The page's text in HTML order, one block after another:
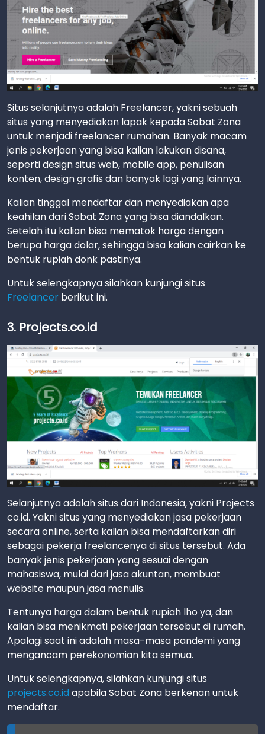
Situs selanjutnya adalah Freelancer, yakni sebuah
situs yang menyediakan lapak kepada Sobat Zona
untuk menjadi freelancer rumahan. Banyak macam
jenis pekerjaan yang bisa kalian lakukan disana,
seperti design situs web, mobile app, penulisan
konten, design grafis dan banyak lagi yang lainnya.
Kalian tinggal mendaftar dan menyediakan apa
keahilan dari Sobat Zona yang bisa diandalkan.
Setelah itu kalian bisa mematok harga dengan
berupa harga dolar, sehingga bisa kalian cairkan ke
bentuk rupiah donk pastinya.
Untuk selengkapnya silahkan kunjungi situs
Freelancer berikut ini.
3. Projects.co.id
Selanjutnya adalah situs dari Indonesia, yakni Projects
co.id. Yakni situs yang menyediakan jasa pekerjaan
secara online, serta kalian bisa mendaftarkan diri
sebagai pekerja freelancenya di situs tersebut. Ada
banyak jenis pekerjaan yang sesuai dengan
mahasiswa, mulai dari jasa akuntan, membuat
website maupun jasa menulis.
Tentunya harga dalam bentuk rupiah lho ya, dan
kalian bisa menikmati pekerjaan tersebut di rumah.
Apalagi saat ini adalah masa-masa pandemi yang
mengancam perekonomian kita semua.
Untuk selengkapnya, silahkan kunjungi situs
projects.co.id apabila Sobat Zona berkenan untuk
mendaftar.